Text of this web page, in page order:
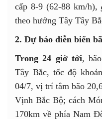
cấp 8-9 (62-88 km/h),
theo hướng Tây Tây
2. Dự báo diễn biến
Trong 24 giờ tới,
Tây Bắc, tốc độ
04/7, vị trí tâm bão
Vịnh Bắc Bộ; cách
170km về phía Nam